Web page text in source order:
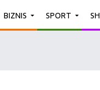
BIZNIS SPORT